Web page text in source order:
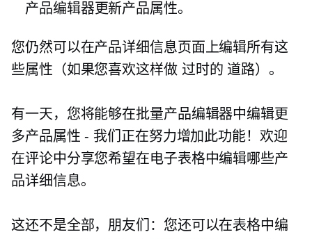
产品编辑器更新产品属性。
您仍然可以在产品详细信息页面上编辑所有这
些属性（如果您喜欢这样做 过时的 道路）。
有一天，您将能够在批量产品编辑器中编辑更
多产品属性 - 我们正在努力增加此功能！欢迎
在评论中分享您希望在电子表格中编辑哪些产
品详细信息。
这还不是全部，朋友们：您还可以在表格中编